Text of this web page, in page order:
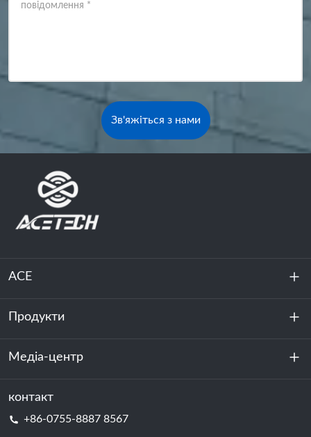
повідомлення *
Зв'яжіться з нами
ACE
Про нас
Стійкість
Продукти
Зберігання енергії
Центр обробки даних та серверна кімната
Медіа-центр
Новини
контакт
+86-0755-8887 8567